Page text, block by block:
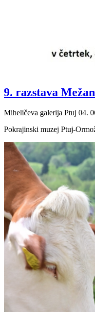
9. razstava
Miheličeva galerija Ptuj 04.
Pokrajinski muzej Ptuj-